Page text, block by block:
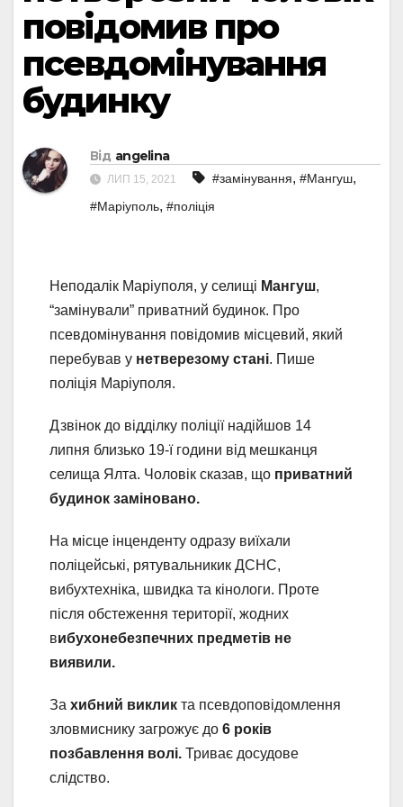
повідомив про
псевдомінування
будинку
Від angelina
ЛИП 15, 2021 #замінування, #Мангуш,
#Маріуполь, #поліція
Неподалік Маріуполя, у селищі Мангуш,
“замінували” приватний будинок. Про
псевдомінування повідомив місцевий, який
перебував у нетверезому стані. Пише
поліція Маріуполя.
Дзвінок до відділку поліції надійшов 14
липня близько 19-ї години від мешканця
селища Ялта. Чоловік сказав, що приватний
будинок заміновано.
На місце інценденту одразу виїхали
поліцейські, рятувальникик ДСНС,
вибухтехніка, швидка та кінологи. Проте
після обстеження території, жодних
вибухонебезпечних предметів не
виявили.
За хибний виклик та псевдоповідомлення
зловмиснику загрожує до 6 років
позбавлення волі. Триває досудове
слідство.